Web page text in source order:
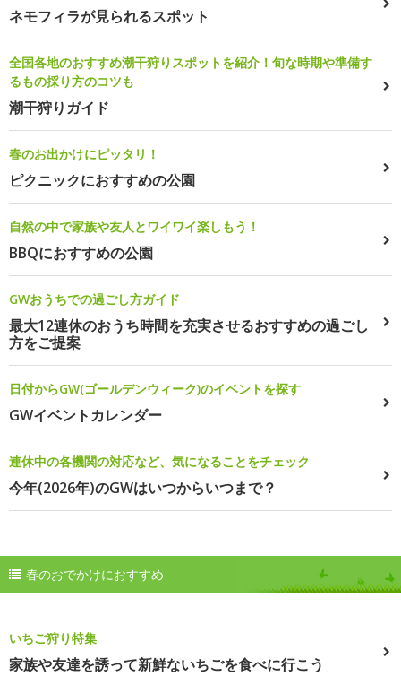
ネモフィラが見られるスポット
全国各地のおすすめ潮干狩りスポットを紹介！旬な時期や準備す
るもの採り方のコツも
潮干狩りガイド
春のお出かけにピッタリ！
ピクニックにおすすめの公園
自然の中で家族や友人とワイワイ楽しもう！
BBQにおすすめの公園
GWおうちでの過ごし方ガイド
最大12連休のおうち時間を充実させるおすすめの過ごし
方をご提案
日付からGW(ゴールデンウィーク)のイベントを探す
GWイベントカレンダー
連休中の各機関の対応など、気になることをチェック
今年(2026年)のGWはいつからいつまで？
春のおでかけにおすすめ
いちご狩り特集
家族や友達を誘って新鮮ないちごを食べに行こう